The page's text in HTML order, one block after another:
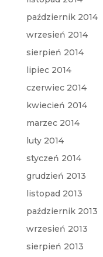
październik 2014
wrzesień 2014
sierpień 2014
lipiec 2014
czerwiec 2014
kwiecień 2014
marzec 2014
luty 2014
styczeń 2014
grudzień 2013
listopad 2013
październik 2013
wrzesień 2013
sierpień 2013